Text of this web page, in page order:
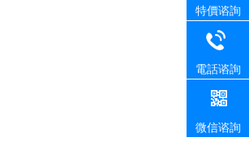
特價谘詢
電話谘詢
微信谘詢